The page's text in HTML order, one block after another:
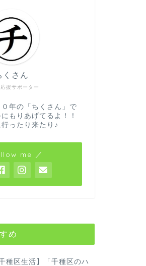
援サポーター
くさん
年の「ちくさん」で
もりあげてるよ！！
ったり来たり♪
me ／
め
千種区生活】「千種区のハ